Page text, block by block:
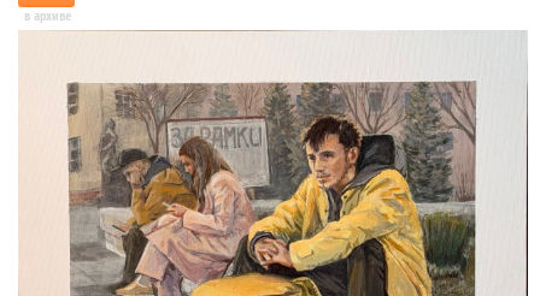
в архиве